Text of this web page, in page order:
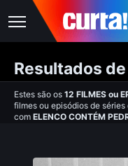
Resultados
Estes são os 12 FILMES ou
filmes ou episódios de
com ELENCO CONTÉM